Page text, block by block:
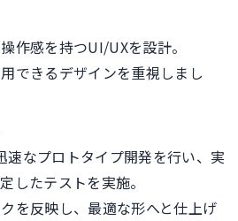
作感を持つUI/UXを設計。
できるデザインを重視しまし
なプロトタイプ開発を行い、実
したテストを実施。
を反映し、最適な形へと仕上げ